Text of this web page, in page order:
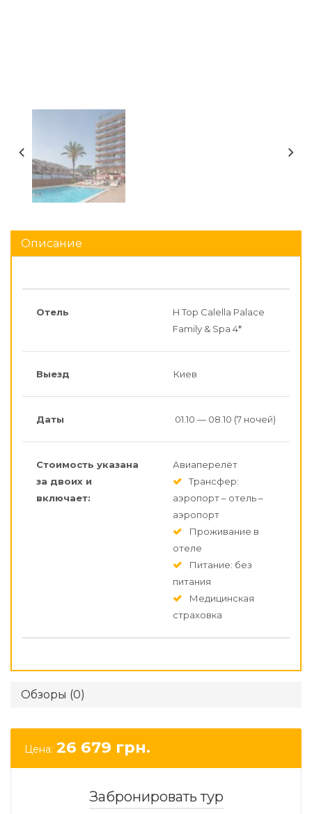
Описание
Отель
H Top Calella Palace
Family & Spa 4*
Выезд Киев
Даты 01.10 — 08.10 (7 ночей)
Стоимость указана
за двоих и
включает:
Авиаперелёт
Трансфер:
аэропорт – отель –
аэропорт
Проживание в
отеле
Питание: без
питания
Медицинская
страховка
Обзоры (0)
Цена: 26 679 грн.
Забронировать тур